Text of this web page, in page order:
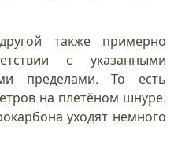
также примерно
с указанными
пределами. То есть
на плетёном шнуре.
уходят немного